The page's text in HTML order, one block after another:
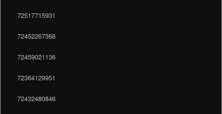
72517715931
72452267368
72459021136
72364129951
72432480846